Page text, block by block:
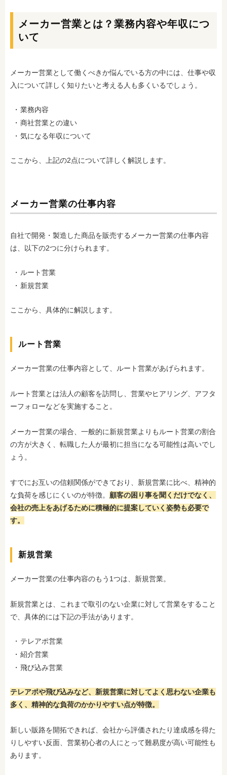
メーカー営業とは？業務内容や年収につ
いて
メーカー営業として働くべきか悩んでいる方の中には、仕事や収
入について詳しく知りたいと考える人も多くいるでしょう。
業務内容
商社営業との違い
気になる年収について
ここから、上記の2点について詳しく解説します。
メーカー営業の仕事内容
自社で開発・製造した商品を販売するメーカー営業の仕事内容
は、以下の2つに分けられます。
ルート営業
新規営業
ここから、具体的に解説します。
ルート営業
メーカー営業の仕事内容として、ルート営業があげられます。
ルート営業とは法人の顧客を訪問し、営業やヒアリング、アフタ
ーフォローなどを実施すること。
メーカー営業の場合、一般的に新規営業よりもルート営業の割合
の方が大きく、転職した人が最初に担当になる可能性は高いでし
ょう。
すでにお互いの信頼関係ができており、新規営業に比べ 、精神的
な負荷を感じにくいのが特徴。 顧客の困り事を聞くだけでなく、
会社の売上をあげるために積極的に提案していく姿勢も必要で
す。
新規営業
メーカー営業の仕事内容のもう1つは、新規営業。
新規営業とは、これまで取引のない企業に対して営業をすること
で、具体的には下記の手法があります。
テレアポ営業
紹介営業
飛び込み営業
テレアポや飛び込みなど、新規営業に対してよく思わない企業も
多く、精神的な負荷のかかりやすい点が特徴。
新しい販路を開拓できれば、会社から評価されたり達成感を得た
りしやすい反面、営業初心者の人にとって難易度が高い可能性も
あります。